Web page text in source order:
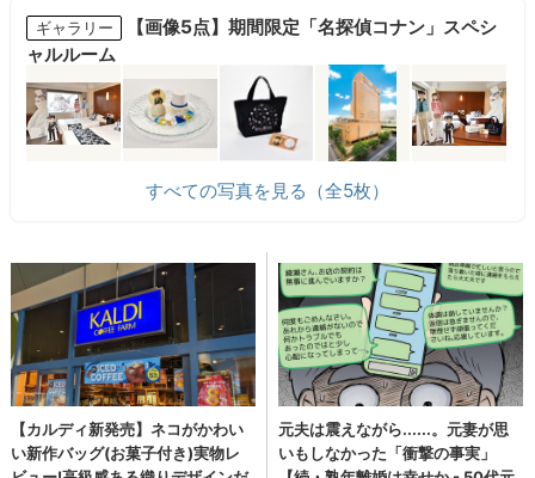
ギャラリー
【画像5点】期間限定「名探偵コナン」スペシ
ャルルーム
すべての写真を見る（全5枚）